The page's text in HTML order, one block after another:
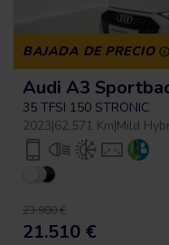
BAJADA DE PRECIO
Audi A3
35 TFSI 150 STRONIC
2023|62.571 Km|Mild
23.900 €
21.510 €